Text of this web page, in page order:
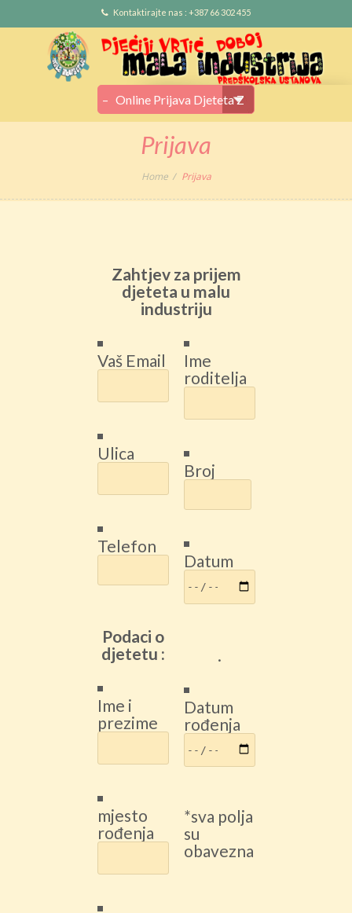
Kontaktirajte nas : +387 66 302 455
Prijava
Home Prijava
Zahtjev za prijem
djeteta u malu
industriju
Vaš Email
Ulica
Telefon
Podaci o
djetetu :
Ime i
prezime
mjesto
rođenja
Ime
roditelja
Broj
Datum
.
Datum
rođenja
*sva polja
su
obavezna